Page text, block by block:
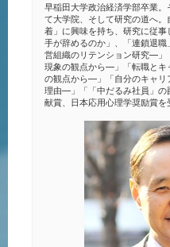
早稲田大学政治経済学部卒業
て大学院、そして研究の道へ
着」に興味を持ち、研究に従
手が辞めるのか」、「連鎖退
営組織のリテンション研究―
現象の観点から―」「転職と
の観点から―」「自分のキャ
理由―」「「中だるみ社員」の
献賞、日本応用心理学奨励賞を